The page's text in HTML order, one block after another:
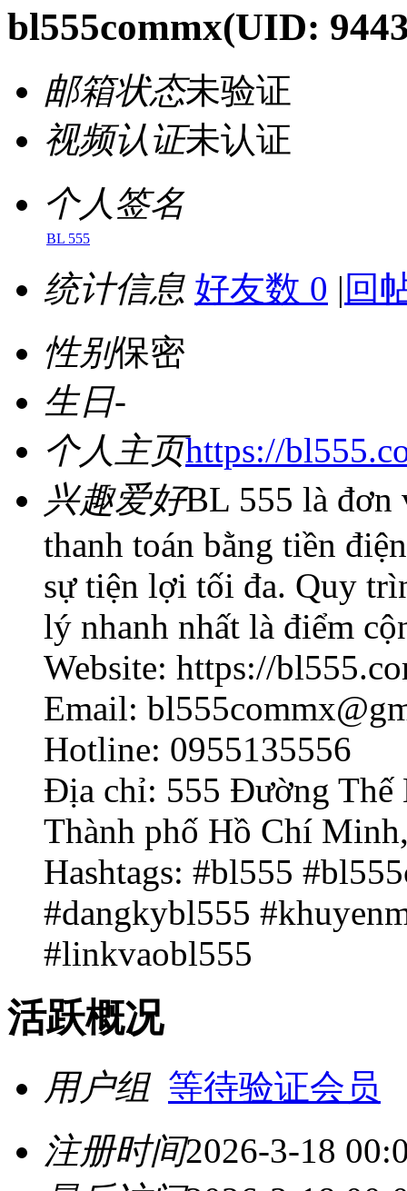
bl555commx(UID:
邮箱状态未验证
视频认证未认证
个人签名
BL 555
统计信息 好友数 0 | 回
性别保密
生日-
个人主页https://
兴趣爱好BL 555 là đơn
thanh toán bằng tiền
sự tiện lợi tối đa. Quy
lý nhanh nhất là điểm
Website: https://
Email:
Hotline: 0955135556
Địa chỉ: 555 Đường Thế
Thành phố Hồ Chí
Hashtags: #bl555
#dangkybl555
#linkvaobl555
活跃概况
用户组 等待验证会员
注册时间2026-3-18